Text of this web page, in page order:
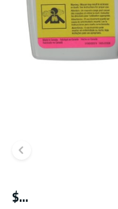
Diapositive
$